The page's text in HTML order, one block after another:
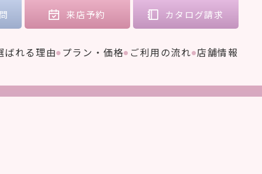
ばれる理由 プラン・価格 ご利用の流れ 店舗情報
来店予約 カタログ請求